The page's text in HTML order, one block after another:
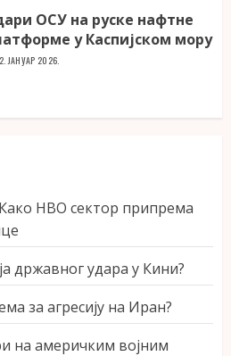
ОСУ на руске нафтне
у Каспијском мору
ЈАНУАР 2026.
НВО сектор припрема
државног удара у Кини?
за агресију на Иран?
на америчким војним